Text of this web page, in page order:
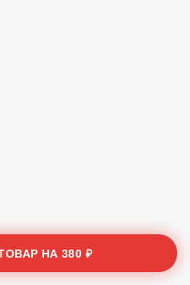
НА380 ₽